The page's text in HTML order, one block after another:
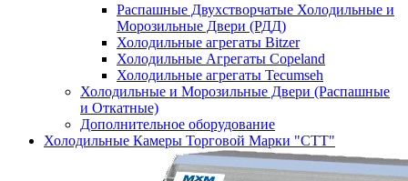
Распашные Двухстворчатые Холодильные и
Морозильные Двери (РДД)
Холодильные агрегаты Bitzer
Холодильные Агрегаты Copeland
Холодильные агрегаты Tecumseh
Холодильные и Морозильные Двери (Распашные
и Откатные)
Дополнительное оборудование
Холодильные Камеры Торговой Марки "СТТ"